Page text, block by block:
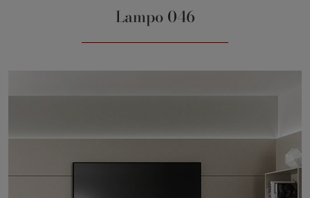
Lampo 046